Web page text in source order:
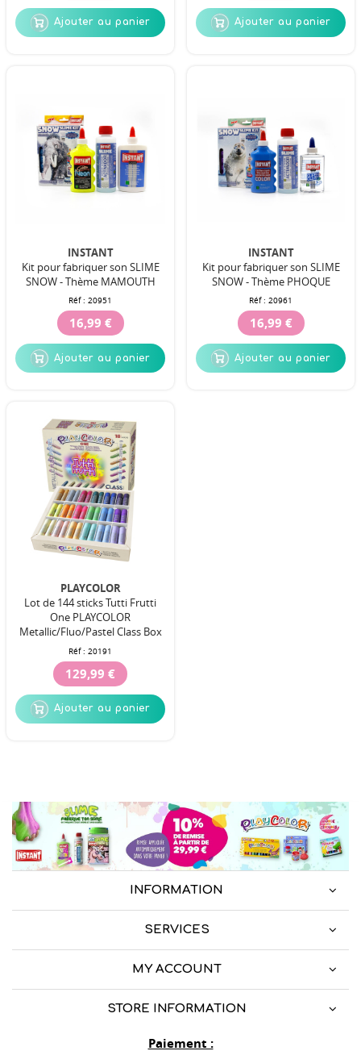
Ajouter au panier Ajouter au panier
INSTANT
Kit pour fabriquer son SLIME
SNOW - Thème MAMOUTH
Réf : 20951
16,99 €
Ajouter au panier
INSTANT
Kit pour fabriquer son SLIME
SNOW - Thème PHOQUE
Réf : 20961
16,99 €
Ajouter au panier
PLAYCOLOR
Lot de 144 sticks Tutti Frutti
One PLAYCOLOR
Metallic/Fluo/Pastel Class Box
Réf : 20191
129,99 €
Ajouter au panier
Paiement :
INFORMATION
SERVICES
MY ACCOUNT
STORE INFORMATION